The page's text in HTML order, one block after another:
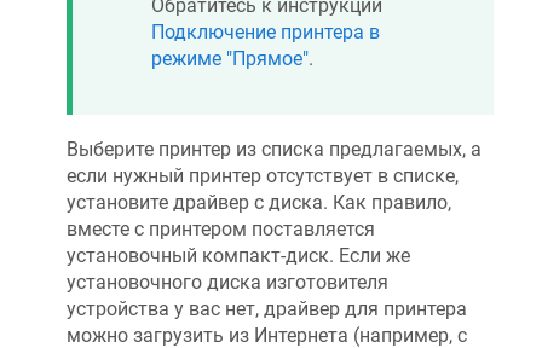
Обратитесь к инструкции
Подключение принтера в
режиме "Прямое".
Выберите принтер из списка предлагаемых, а
если нужный принтер отсутствует в списке,
установите драйвер с диска. Как правило,
вместе с принтером поставляется
установочный компакт-диск. Если же
установочного диска изготовителя
устройства у вас нет, драйвер для принтера
можно загрузить из Интернета (например, с